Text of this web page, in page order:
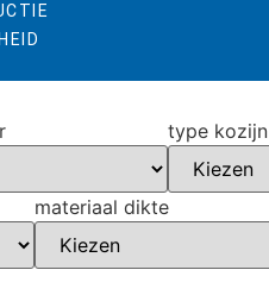
type kozijn
materiaal dikte